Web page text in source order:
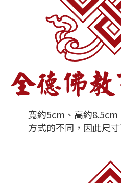
寬約5cm、高約
方式的不同，因此尺